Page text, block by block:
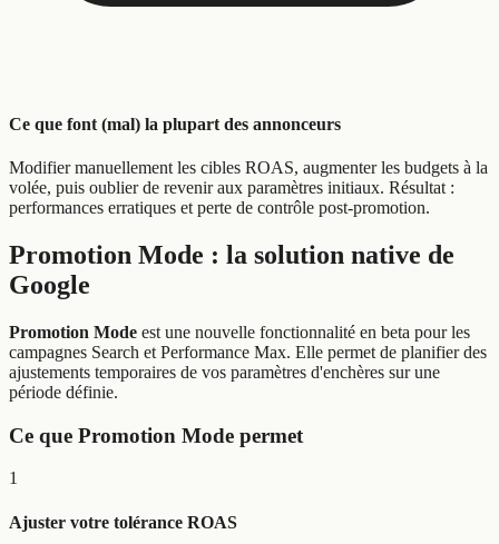
Ce que font (mal) la plupart des annonceurs
Modifier manuellement les cibles ROAS, augmenter les budgets à la
volée, puis oublier de revenir aux paramètres initiaux. Résultat :
performances erratiques et perte de contrôle post-promotion.
Promotion Mode : la solution native de
Google
Promotion Mode est une nouvelle fonctionnalité en beta pour les
campagnes Search et Performance Max. Elle permet de planifier des
ajustements temporaires de vos paramètres d'enchères sur une
période définie.
Ce que Promotion Mode permet
1
Ajuster votre tolérance ROAS